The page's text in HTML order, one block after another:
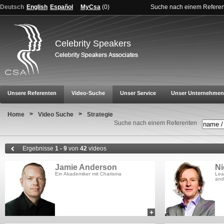
Deutsch English Español MyCsa (0) Suche nach einem
Celebrity Speakers
Unsere Referenten Video-Suche Unser Service Unser Unternehmen
Home > Video Suche >
Strategie
Suche nach einem Referenten
Ergebnisse 1 - 9 von 42 videos
Jamie Anderson
Ein Akademiker mit Charisma
+ add to myCSA